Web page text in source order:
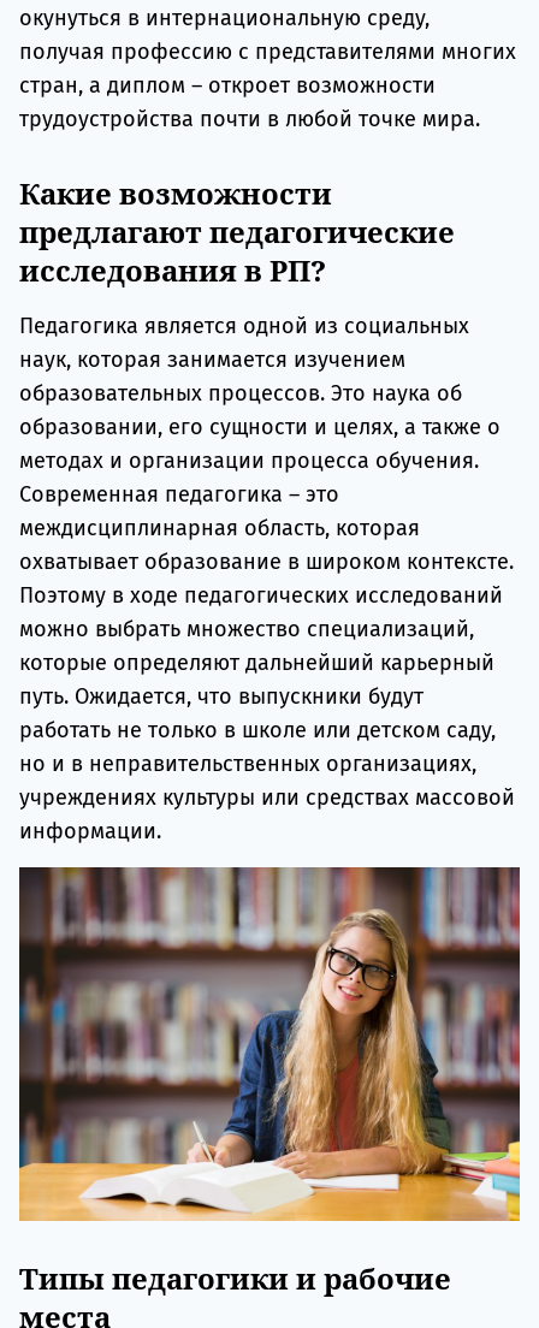
окунуться в интернациональную среду,
получая профессию с представителями многих
стран, а диплом – откроет возможности
трудоустройства почти в любой точке мира.
Какие возможности
предлагают педагогические
исследования в РП?
Педагогика является одной из социальных
наук, которая занимается изучением
образовательных процессов. Это наука об
образовании, его сущности и целях, а также о
методах и организации процесса обучения.
Современная педагогика – это
междисциплинарная область, которая
охватывает образование в широком контексте.
Поэтому в ходе педагогических исследований
можно выбрать множество специализаций,
которые определяют дальнейший карьерный
путь. Ожидается, что выпускники будут
работать не только в школе или детском саду,
но и в неправительственных организациях,
учреждениях культуры или средствах массовой
информации.
Типы педагогики и рабочие
места